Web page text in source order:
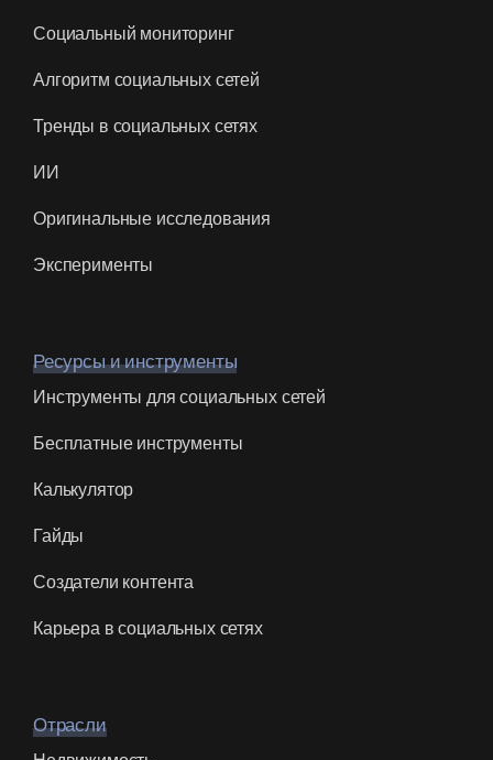
Социальный мониторинг
Алгоритм социальных сетей
Тренды в социальных сетях
ИИ
Оригинальные исследования
Эксперименты
Ресурсы и инструменты
Инструменты для социальных сетей
Бесплатные инструменты
Калькулятор
Гайды
Создатели контента
Карьера в социальных сетях
Отрасли